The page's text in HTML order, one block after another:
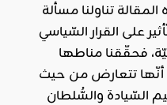
تناولنا مسألة
على القرار السّياسي
فحقّقنا مناطها
أنّها تتعارض من حيث
والسُّلطان